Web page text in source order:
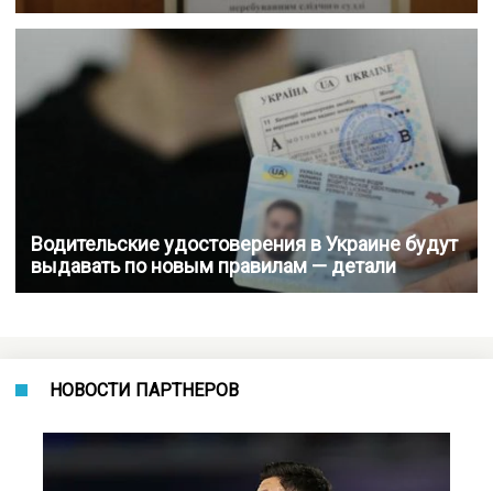
Водительские удостоверения в Украине будут
выдавать по новым правилам — детали
НОВОСТИ ПАРТНЕРОВ